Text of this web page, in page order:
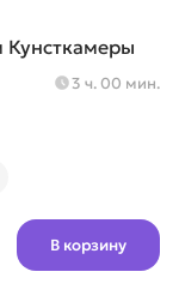
3 ч. 00 мин.
В корзину